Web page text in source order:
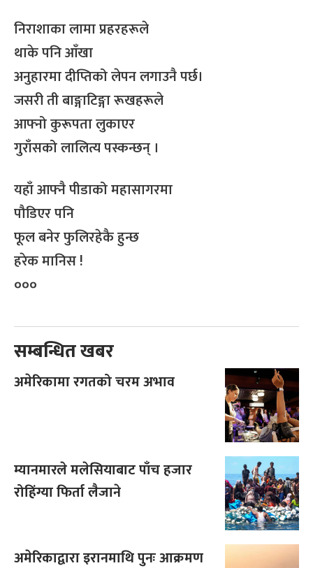
निराशाका लामा प्रहरहरूले
थाके पनि आँखा
अनुहारमा दीप्तिको लेपन लगाउनै पर्छ।
जसरी ती बाङ्गाटिङ्गा रूखहरूले
आफ्नो कुरूपता लुकाएर
गुराँसको लालित्य पस्कन्छन् ।
यहाँ आफ्नै पीडाको महासागरमा
पौडिएर पनि
फूल बनेर फुलिरहेकै हुन्छ
हरेक मानिस !
०००
सम्बन्धित खबर
अमेरिकामा रगतको चरम अभाव
म्यानमारले मलेसियाबाट पाँच हजार
रोहिंग्या फिर्ता लैजाने
अमेरिकाद्वारा इरानमाथि पुनः आक्रमण